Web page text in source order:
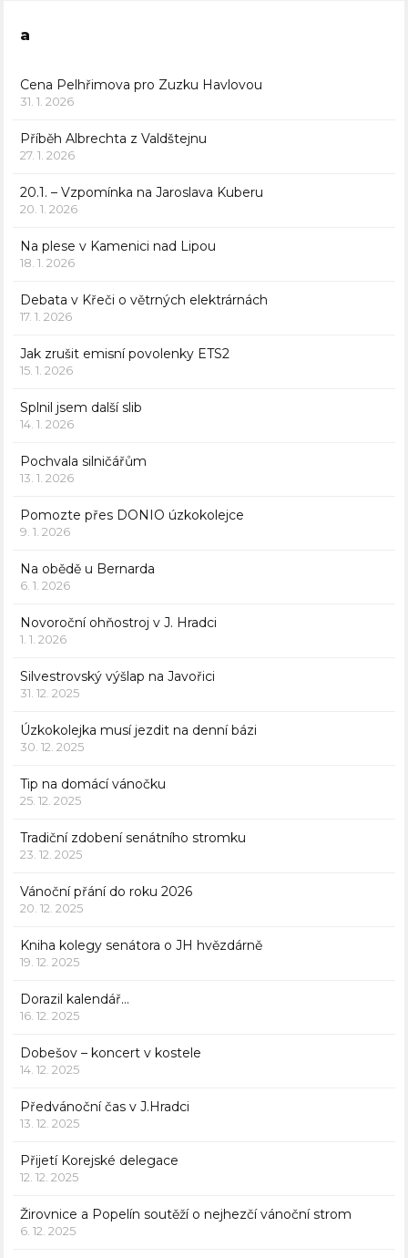
a
Cena Pelhřimova pro Zuzku Havlovou
31. 1. 2026
Příběh Albrechta z Valdštejnu
27. 1. 2026
20.1. – Vzpomínka na Jaroslava Kuberu
20. 1. 2026
Na plese v Kamenici nad Lipou
18. 1. 2026
Debata v Křeči o větrných elektrárnách
17. 1. 2026
Jak zrušit emisní povolenky ETS2
15. 1. 2026
Splnil jsem další slib
14. 1. 2026
Pochvala silničářům
13. 1. 2026
Pomozte přes DONIO úzkokolejce
9. 1. 2026
Na obědě u Bernarda
6. 1. 2026
Novoroční ohňostroj v J. Hradci
1. 1. 2026
Silvestrovský výšlap na Javořici
31. 12. 2025
Úzkokolejka musí jezdit na denní bázi
30. 12. 2025
Tip na domácí vánočku
25. 12. 2025
Tradiční zdobení senátního stromku
23. 12. 2025
Vánoční přání do roku 2026
20. 12. 2025
Kniha kolegy senátora o JH hvězdárně
19. 12. 2025
Dorazil kalendář…
16. 12. 2025
Dobešov – koncert v kostele
14. 12. 2025
Předvánoční čas v J.Hradci
13. 12. 2025
Přijetí Korejské delegace
12. 12. 2025
Žirovnice a Popelín soutěží o nejhezčí vánoční strom
6. 12. 2025